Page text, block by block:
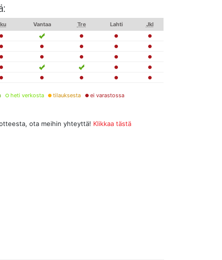
Vantaa Tre Lahti
Jkl
heti verkosta tilauksesta ei varastossa
ota meihin yhteyttä! Klikkaa tästä